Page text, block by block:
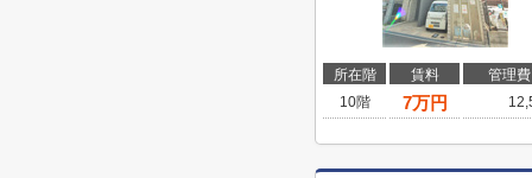
所在階 賃料
管理
10階
7万円